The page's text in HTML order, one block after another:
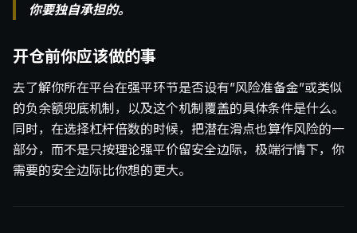
你要独自承担的。
开仓前你应该做的事
去了解你所在平台在强平环节是否设有”风险准备金”或类似
的负余额兜底机制，以及这个机制覆盖的具体条件是什么。
同时，在选择杠杆倍数的时候，把潜在滑点也算作风险的一
部分，而不是只按理论强平价留安全边际，极端行情下，你
需要的安全边际比你想的更大。